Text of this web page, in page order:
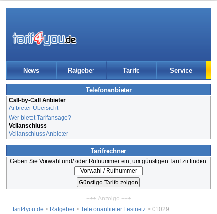
News Ratgeber Tarife Service
Telefonanbieter
Call-by-Call Anbieter
Anbieter-Übersicht
Wer bietet Tarifansage?
Vollanschluss
Vollanschluss Anbieter
Tarifrechner
Geben Sie Vorwahl und/ oder Rufnummer ein, um günstigen Tarif zu finden:
+++ Anzeige +++
tarif4you.de > Ratgeber > Telefonanbieter Festnetz > 01029